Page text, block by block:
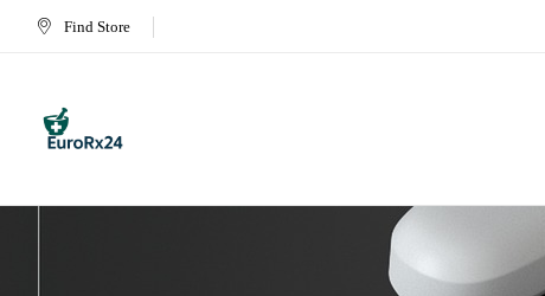
Find Store